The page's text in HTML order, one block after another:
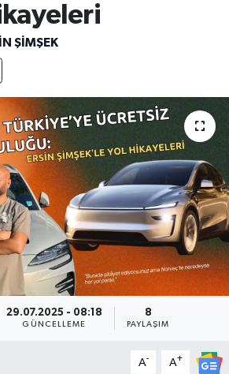
ŞIMŞEK
29.07.2025 - 08:18
GÜNCELLEME
8
PAYLAŞIM
A- A+